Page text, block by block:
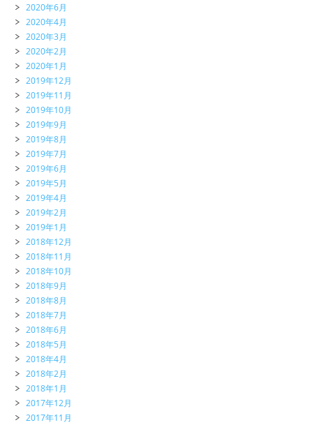
2020年6月
2020年4月
2020年3月
2020年2月
2020年1月
2019年12月
2019年11月
2019年10月
2019年9月
2019年8月
2019年7月
2019年6月
2019年5月
2019年4月
2019年2月
2019年1月
2018年12月
2018年11月
2018年10月
2018年9月
2018年8月
2018年7月
2018年6月
2018年5月
2018年4月
2018年2月
2018年1月
2017年12月
2017年11月